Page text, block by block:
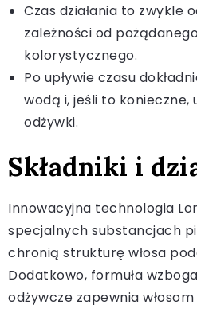
Czas działania to zwykle
zależności od
kolorystycznego.
Po upływie czasu
wodą i, jeśli to konieczne,
odżywki.
Składniki i
Innowacyjna technologia
specjalnych substancjach
chronią strukturę włosa
Dodatkowo, formuła
odżywcze zapewnia